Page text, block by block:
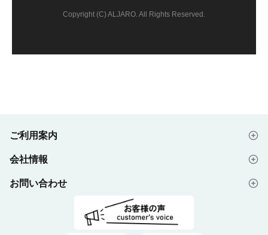
Copyright (C) ALJARO. All Rights Reserved.
ご利用案内
はじめての方へ
ご注文の流れ
デザイン入稿データについて
会社情報
会社概要
プライバシーポリシー
お問い合わせ